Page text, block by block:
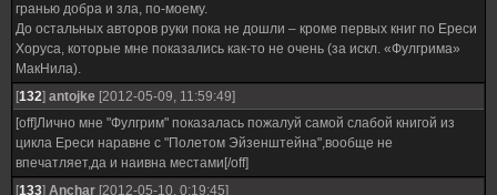
гранью добра и зла, по-моему.
До остальных авторов руки пока не дошли – кроме первых книг по Ереси
Хоруса, которые мне показались как-то не очень (за искл. «Фулгрима»
МакНила).
[132] antojke [2012-05-09, 11:59:49]
[off]Лично мне "Фулгрим" показалась пожалуй самой слабой книгой из
цикла Ереси наравне с "Полетом Эйзенштейна",вообще не
впечатляет,да и наивна местами[/off]
[133] Anchar [2012-05-10, 0:19:45]